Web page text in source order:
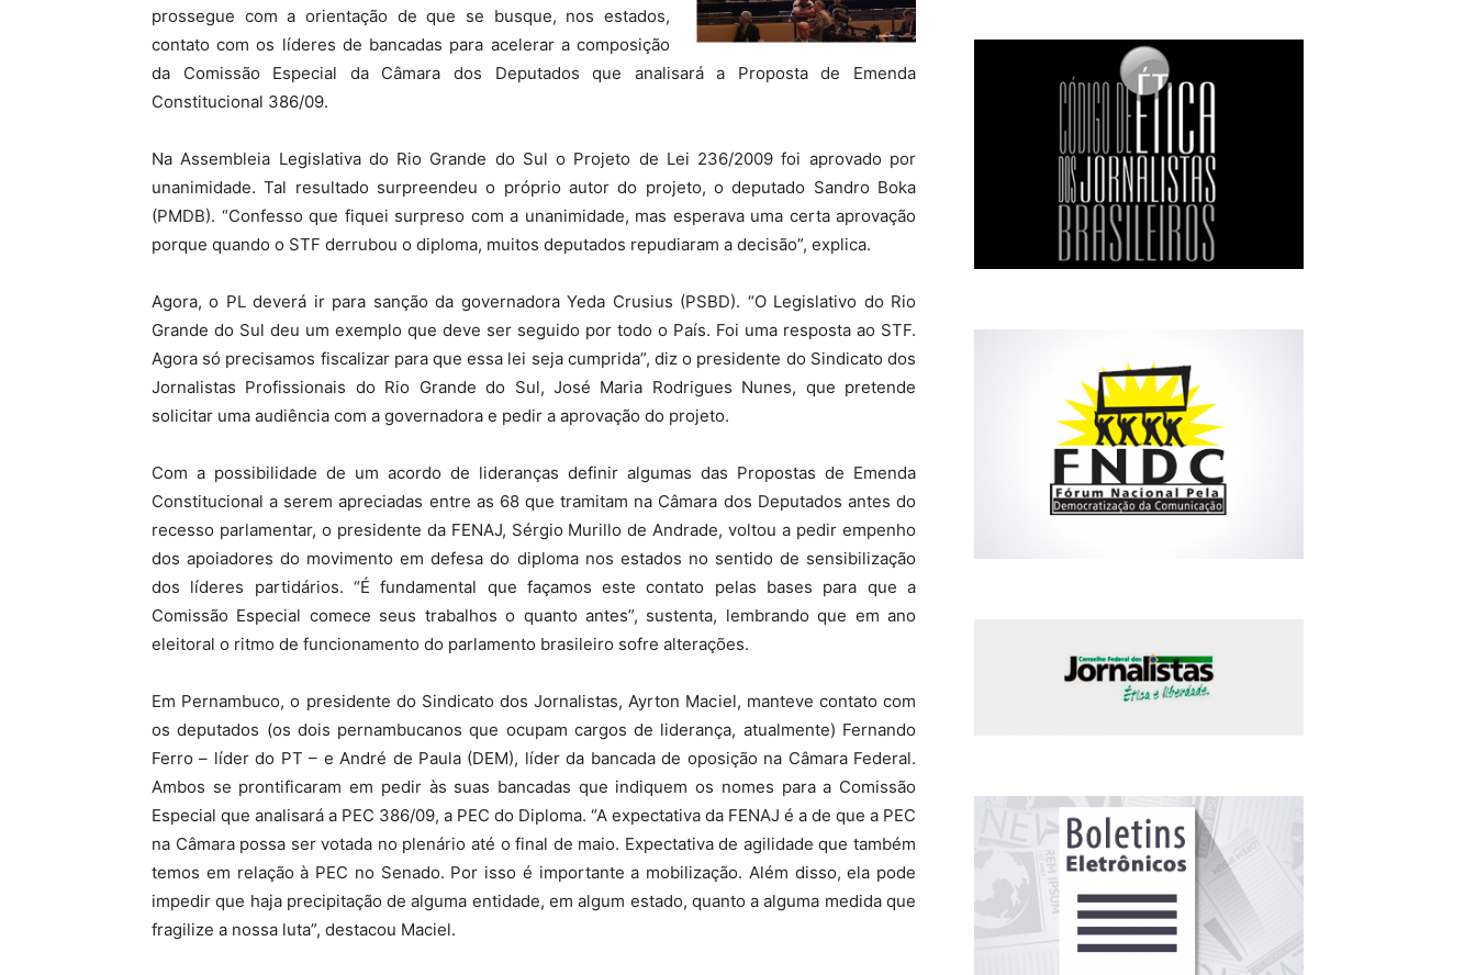
prossegue com a orientação de que se busque, nos estados,
contato com os líderes de bancadas para acelerar a composição
da Comissão Especial da Câmara dos Deputados que analisará a Proposta de Emenda
Constitucional 386/09.
Na Assembleia Legislativa do Rio Grande do Sul o Projeto de Lei 236/2009 foi aprovado por
unanimidade. Tal resultado surpreendeu o próprio autor do projeto, o deputado Sandro Boka
(PMDB). “Confesso que fiquei surpreso com a unanimidade, mas esperava uma certa aprovação
porque quando o STF derrubou o diploma, muitos deputados repudiaram a decisão”, explica.
Agora, o PL deverá ir para sanção da governadora Yeda Crusius (PSBD). “O Legislativo do Rio
Grande do Sul deu um exemplo que deve ser seguido por todo o País. Foi uma resposta ao STF.
Agora só precisamos fiscalizar para que essa lei seja cumprida”, diz o presidente do Sindicato dos
Jornalistas Profissionais do Rio Grande do Sul, José Maria Rodrigues Nunes, que pretende
solicitar uma audiência com a governadora e pedir a aprovação do projeto.
Com a possibilidade de um acordo de lideranças definir algumas das Propostas de Emenda
Constitucional a serem apreciadas entre as 68 que tramitam na Câmara dos Deputados antes do
recesso parlamentar, o presidente da FENAJ, Sérgio Murillo de Andrade, voltou a pedir empenho
dos apoiadores do movimento em defesa do diploma nos estados no sentido de sensibilização
dos líderes partidários. “É fundamental que façamos este contato pelas bases para que a
Comissão Especial comece seus trabalhos o quanto antes”, sustenta, lembrando que em ano
eleitoral o ritmo de funcionamento do parlamento brasileiro sofre alterações.
Em Pernambuco, o presidente do Sindicato dos Jornalistas, Ayrton Maciel, manteve contato com
os deputados (os dois pernambucanos que ocupam cargos de liderança, atualmente) Fernando
Ferro – líder do PT – e André de Paula (DEM), líder da bancada de oposição na Câmara Federal.
Ambos se prontificaram em pedir às suas bancadas que indiquem os nomes para a Comissão
Especial que analisará a PEC 386/09, a PEC do Diploma. “A expectativa da FENAJ é a de que a PEC
na Câmara possa ser votada no plenário até o final de maio. Expectativa de agilidade que também
temos em relação à PEC no Senado. Por isso é importante a mobilização. Além disso, ela pode
impedir que haja precipitação de alguma entidade, em algum estado, quanto a alguma medida que
fragilize a nossa luta”, destacou Maciel.